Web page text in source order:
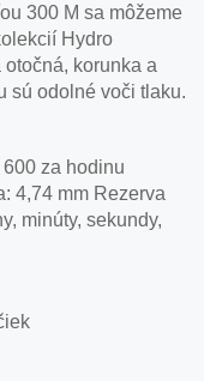
300 M sa môžeme
Hydro
korunka a
sú odolné voči tlaku.
za hodinu
4,74 mm Rezerva
minúty, sekundy,